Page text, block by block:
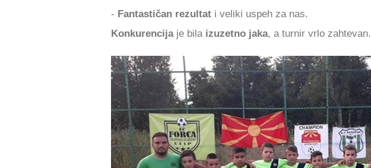
- Fantastičan rezultat i veliki uspeh za nas.
Konkurencijaje bila izuzetno jaka, a turnir vrlo zahtevan.